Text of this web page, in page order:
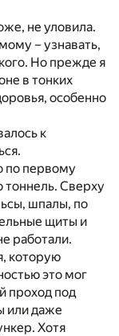
не уловила.
– узнавать,
Но прежде я
в тонких
особенно
к
по первому
тоннель. Сверху
шпалы, по
щиты и
работали.
которую
это мог
проход под
или даже
Хотя